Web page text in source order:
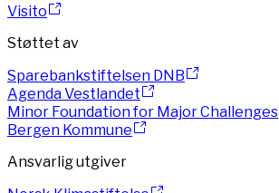
Visito
Støttet av
Sparebankstiftelsen DNB
Agenda Vestlandet
Minor Foundation for Major Challenges
Bergen Kommune
Ansvarlig utgiver